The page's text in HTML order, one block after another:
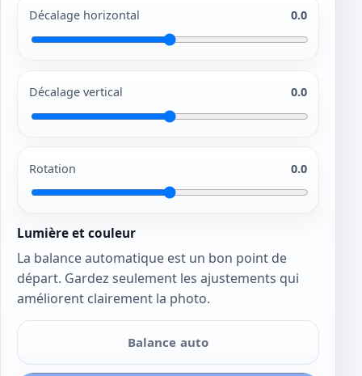
Décalage horizontal 0.0
Décalage vertical 0.0
Rotation 0.0
Lumière et couleur
La balance automatique est un bon point de
départ. Gardez seulement les ajustements qui
améliorent clairement la photo.
Balance auto